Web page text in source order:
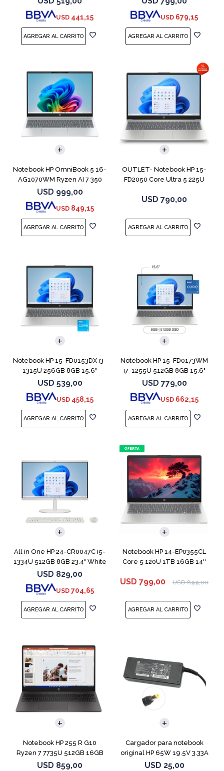
USD 441,15 USD 679,15
Notebook HP OmniBook 5 16-
AG1070WM Ryzen AI 7 350
512GB 16GB
USD 999,00
USD 849,15
COMPARAR
OUTLET- Notebook HP 15-
FD2050 Core Ultra 5 225U
USD 790,00
Notebook HP 15-FD0153DX i3-
1315U 256GB 8GB 15.6"
Touch
USD 539,00
USD 458,15
COMPARAR
Notebook HP 15-FD0173WM
i7-1255U 512GB 8GB 15.6"
Win 11
USD 779,00
USD 662,15
COMPARAR
All in One HP 24-CR0047C i5-
1334U 512GB 8GB 23.4" White
USD 829,00
USD 704,65
Notebook HP 14-EP0355CL
Core 5 120U 1TB 16GB 14''
USD 799,00 USD 899,00
Notebook HP 255 R G10
Ryzen 7 7735U 512GB 16GB
15.6" Win 11
USD 859,00
Cargador para notebook
original HP 65W 19.5V 3.33A
USD 25,00